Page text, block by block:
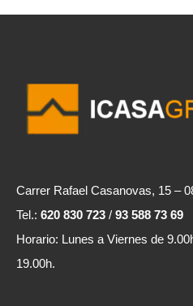
Carrer Rafael Casanovas, 15 –
Tel.: 620 830 723 / 93 588 73 69
Horario: Lunes a Viernes de
19.00h.